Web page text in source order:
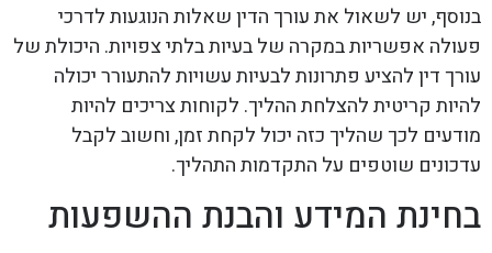
בנוסף, יש לשאול את עורך הדין שאלות הנוגעות לדרכי
פעולה אפשריות במקרה של בעיות בלתי צפויות. היכולת של
עורך דין להציע פתרונות לבעיות עשויות להתעורר יכולה
להיות קריטית להצלחת ההליך. לקוחות צריכים להיות
מודעים לכך שהליך כזה יכול לקחת זמן, וחשוב לקבל
עדכונים שוטפים על התקדמות התהליך.
בחינת המידע והבנת ההשפעות